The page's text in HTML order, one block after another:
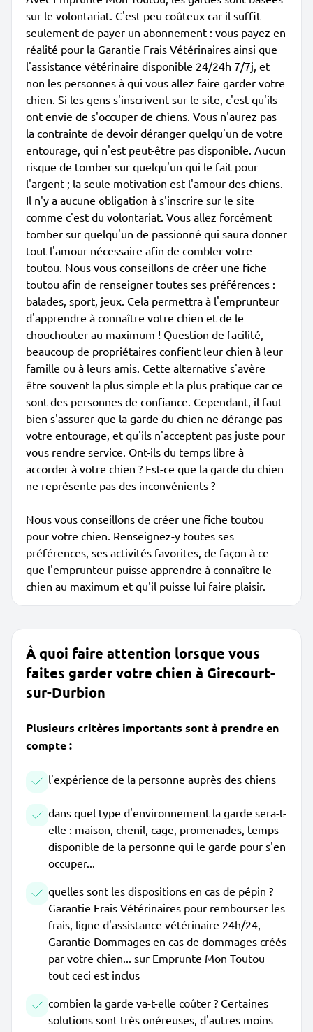
sur le volontariat. C'est peu coûteux car il suffit
seulement de payer un abonnement : vous payez en
réalité pour la Garantie Frais Vétérinaires ainsi que
l'assistance vétérinaire disponible 24/24h 7/7j, et
non les personnes à qui vous allez faire garder votre
chien. Si les gens s'inscrivent sur le site, c'est qu'ils
ont envie de s'occuper de chiens. Vous n'aurez pas
la contrainte de devoir déranger quelqu'un de votre
entourage, qui n'est peut-être pas disponible. Aucun
risque de tomber sur quelqu'un qui le fait pour
l'argent ; la seule motivation est l'amour des chiens.
Il n'y a aucune obligation à s'inscrire sur le site
comme c'est du volontariat. Vous allez forcément
tomber sur quelqu'un de passionné qui saura donner
tout l'amour nécessaire afin de combler votre
toutou. Nous vous conseillons de créer une fiche
toutou afin de renseigner toutes ses préférences :
balades, sport, jeux. Cela permettra à l'emprunteur
d'apprendre à connaître votre chien et de le
chouchouter au maximum ! Question de facilité,
beaucoup de propriétaires confient leur chien à leur
famille ou à leurs amis. Cette alternative s'avère
être souvent la plus simple et la plus pratique car ce
sont des personnes de confiance. Cependant, il faut
bien s'assurer que la garde du chien ne dérange pas
votre entourage, et qu'ils n'acceptent pas juste pour
vous rendre service. Ont-ils du temps libre à
accorder à votre chien ? Est-ce que la garde du chien
ne représente pas des inconvénients ?
Nous vous conseillons de créer une fiche toutou
pour votre chien. Renseignez-y toutes ses
préférences, ses activités favorites, de façon à ce
que l'emprunteur puisse apprendre à connaître le
chien au maximum et qu'il puisse lui faire plaisir.
À quoi faire attention lorsque vous
faites garder votre chien à Girecourt-
sur-Durbion
Plusieurs critères importants sont à prendre en
compte :
l'expérience de la personne auprès des chiens
dans quel type d'environnement la garde sera-t-
elle : maison, chenil, cage, promenades, temps
disponible de la personne qui le garde pour s'en
occuper...
quelles sont les dispositions en cas de pépin ?
Garantie Frais Vétérinaires pour rembourser les
frais, ligne d'assistance vétérinaire 24h/24,
Garantie Dommages en cas de dommages créés
par votre chien... sur Emprunte Mon Toutou
tout ceci est inclus
combien la garde va-t-elle coûter ? Certaines
solutions sont très onéreuses, d'autres moins